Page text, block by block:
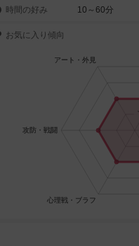
時間の好み 10～60分
お気に入り傾向